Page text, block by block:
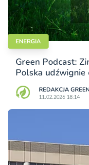
ENERGIA
Green Podcast:
Polska
REDAKCJA
11.02.2026 18:14